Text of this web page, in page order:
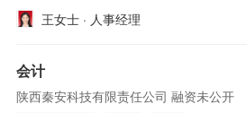
王女士 · 人事经理
会计
陕西秦安科技有限责任公司 融资未公开